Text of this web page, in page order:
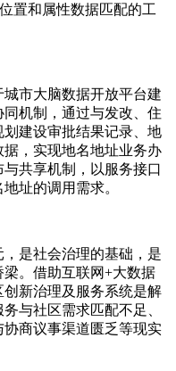
置和属性数据匹配的工
市大脑数据开放平台建
机制，通过与发改、住
建设审批结果记录、地
，实现地名地址业务办
共享机制，以服务接口
址的调用需求。
是社会治理的基础，是
。借助互联网+大数据
新治理及服务系统是解
与社区需求匹配不足、
商议事渠道匮乏等现实